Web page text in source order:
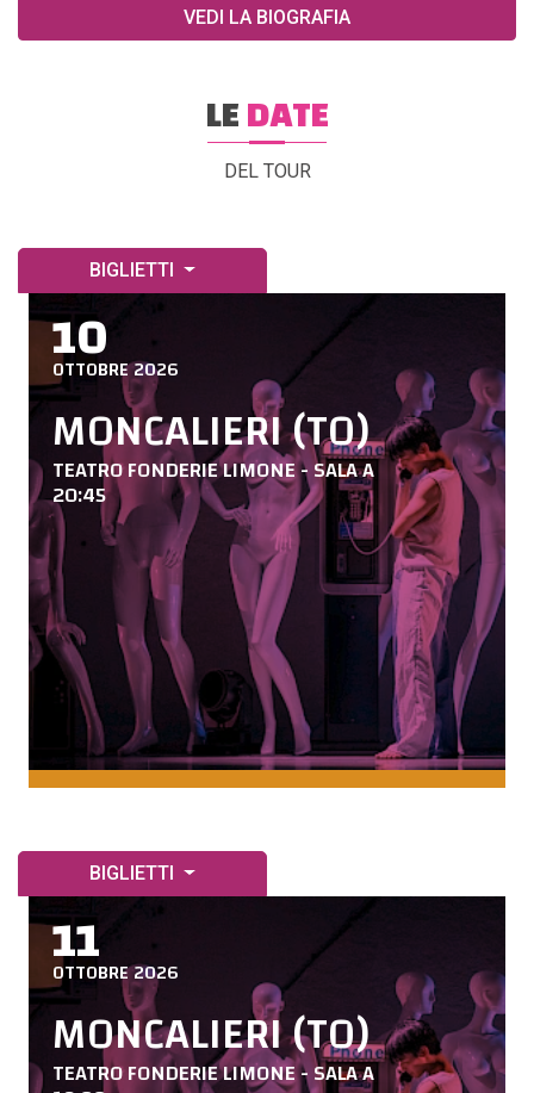
VEDI LA BIOGRAFIA
LEDATE
DEL TOUR
BIGLIETTI
10
OTTOBRE 2026
MONCALIERI (TO)
TEATRO FONDERIE LIMONE - SALA A
20:45
BIGLIETTI
11
OTTOBRE 2026
MONCALIERI (TO)
TEATRO FONDERIE LIMONE - SALA A